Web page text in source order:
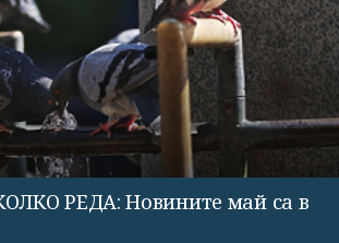
РЕДА: Новините май са в